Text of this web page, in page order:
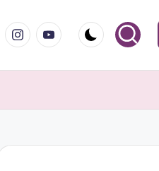
instagram.com
youtube.com